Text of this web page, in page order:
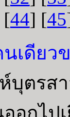
[44] [45
เดียว
ตรสา